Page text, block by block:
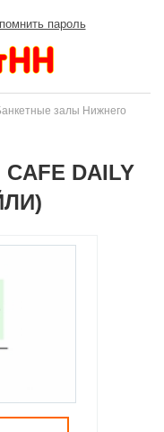
пароль
залы Нижнего
DAILY